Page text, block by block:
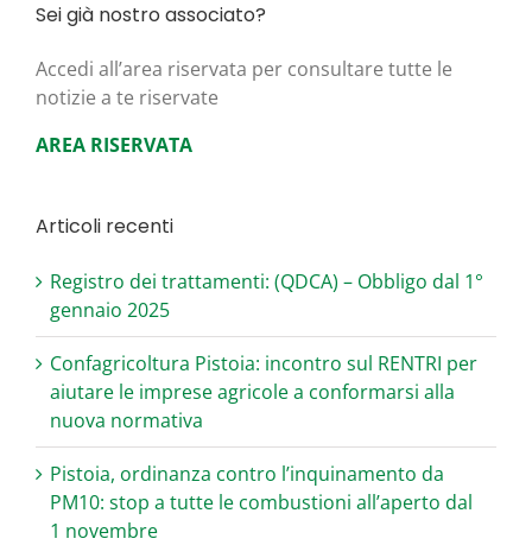
Sei già nostro associato?
Acce­di all’area riser­va­ta per con­sul­ta­re tut­te le
noti­zie a te riservate
AREA RISERVATA
Articoli recenti
Registro dei trattamenti: (QDCA) – Obbligo dal 1°
gennaio 2025
Confagricoltura Pistoia: incontro sul RENTRI per
aiutare le imprese agricole a conformarsi alla
nuova normativa
Pistoia, ordinanza contro l’inquinamento da
PM10: stop a tutte le combustioni all’aperto dal
1 novembre